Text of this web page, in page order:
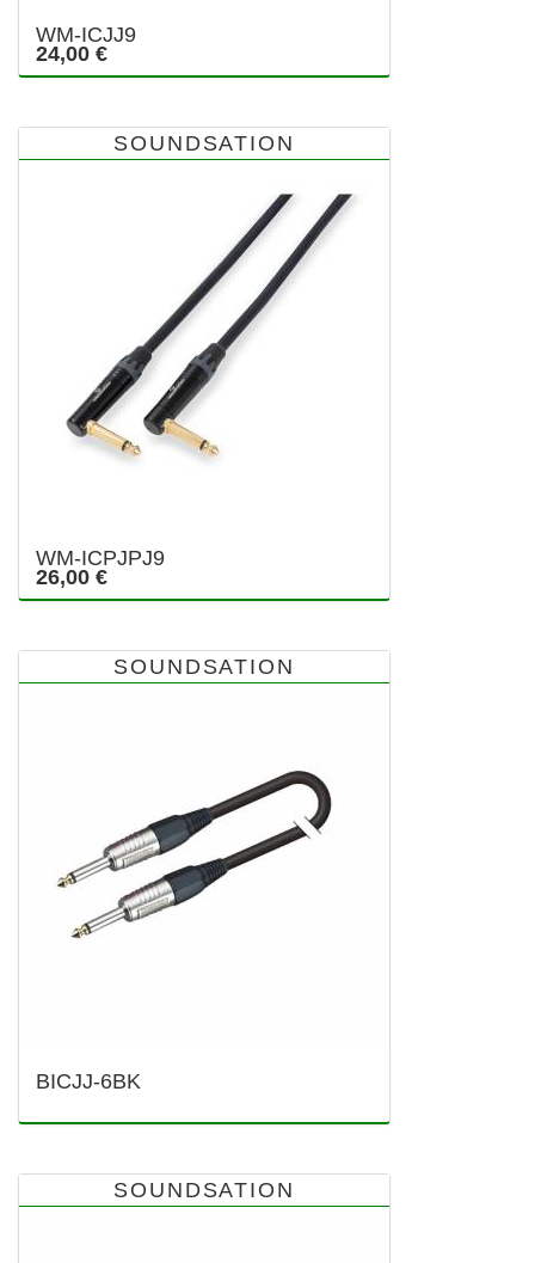
WM-ICJJ9
24,00 €
SOUNDSATION
WM-ICPJPJ9
26,00 €
SOUNDSATION
BICJJ-6BK
SOUNDSATION